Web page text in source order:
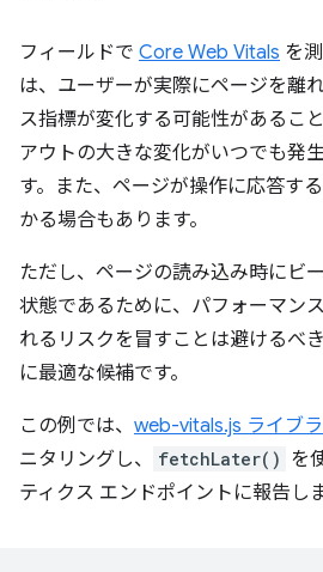
フィールドで Core Web Vitals を
は、ユーザーが実際にページを離
ス指標が変化する可能性があるこ
アウトの大きな変化がいつでも発
す。また、ページが操作に応答す
かる場合もあります。
ただし、ページの読み込み時にビ
状態であるために、パフォーマン
れるリスクを冒すことは避けるべき
に最適な候補です。
この例では、 web-vitals.js ライブ
ニタリングし、
fetchLater() を
ティクス エンドポイントに報告しま